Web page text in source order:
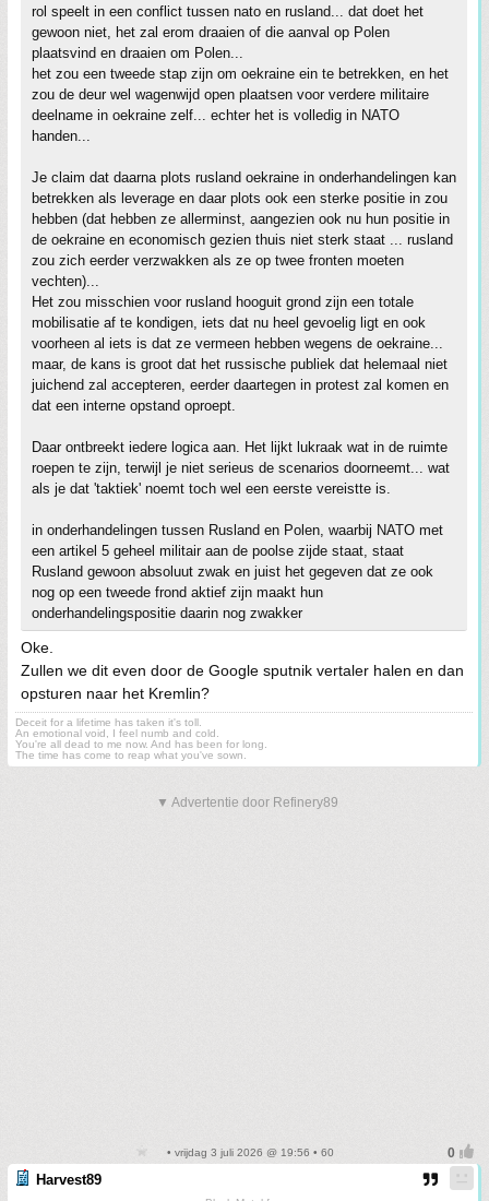
rol speelt in een conflict tussen nato en rusland... dat doet het
gewoon niet, het zal erom draaien of die aanval op Polen
plaatsvind en draaien om Polen...
het zou een tweede stap zijn om oekraine ein te betrekken, en het
zou de deur wel wagenwijd open plaatsen voor verdere militaire
deelname in oekraine zelf... echter het is volledig in NATO
handen...
Je claim dat daarna plots rusland oekraine in onderhandelingen kan
betrekken als leverage en daar plots ook een sterke positie in zou
hebben (dat hebben ze allerminst, aangezien ook nu hun positie in
de oekraine en economisch gezien thuis niet sterk staat ... rusland
zou zich eerder verzwakken als ze op twee fronten moeten
vechten)...
Het zou misschien voor rusland hooguit grond zijn een totale
mobilisatie af te kondigen, iets dat nu heel gevoelig ligt en ook
voorheen al iets is dat ze vermeen hebben wegens de oekraine...
maar, de kans is groot dat het russische publiek dat helemaal niet
juichend zal accepteren, eerder daartegen in protest zal komen en
dat een interne opstand oproept.
Daar ontbreekt iedere logica aan. Het lijkt lukraak wat in de ruimte
roepen te zijn, terwijl je niet serieus de scenarios doorneemt... wat
als je dat 'taktiek' noemt toch wel een eerste vereistte is.
in onderhandelingen tussen Rusland en Polen, waarbij NATO met
een artikel 5 geheel militair aan de poolse zijde staat, staat
Rusland gewoon absoluut zwak en juist het gegeven dat ze ook
nog op een tweede frond aktief zijn maakt hun
onderhandelingspositie daarin nog zwakker
Oke.
Zullen we dit even door de Google sputnik vertaler halen en dan
opsturen naar het Kremlin?
Deceit for a lifetime has taken it's toll.
An emotional void, I feel numb and cold.
You're all dead to me now. And has been for long.
The time has come to reap what you've sown.
▼ Advertentie door Refinery89
• vrijdag 3 juli 2026 @ 19:56 • 60
Harvest89